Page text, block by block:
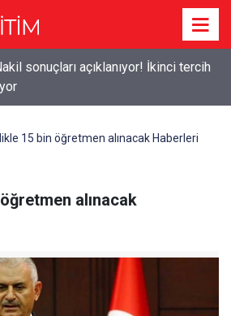
sonuçları açıklanıyor! İkinci tercih
15 bin öğretmen alınacak Haberleri
alınacak